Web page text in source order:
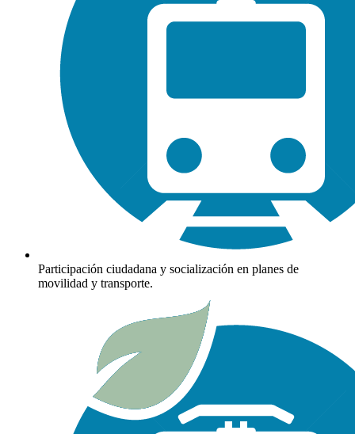
Participación ciudadana y socialización en planes de
movilidad y transporte.